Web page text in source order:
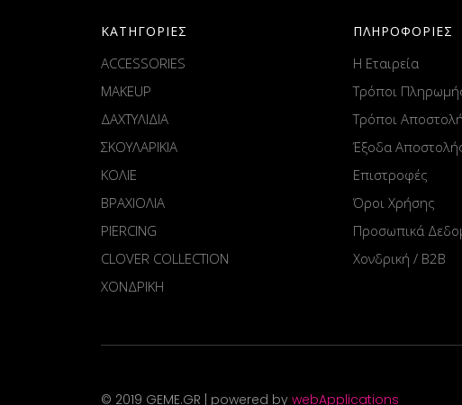
ΚΑΤΗΓΟΡΙΕΣ
ACCESSORIES
MAKEUP
ΔΑΧΤΥΛΙΔΙΑ
ΣΚΟΥΛΑΡΙΚΙΑ
ΚΟΛΙΕ
ΒΡΑΧΙΟΛΙΑ
PIERCING
CLOVER COLLECTION
ΧΟΝΔΡΙΚΗ
ΠΛΗΡΟΦΟΡΙΕΣ
Η Εταιρεία
Τρόποι
Τρόποι
Έξοδα
Επιστροφές
Όροι Χρήσης
Προσωπικά
Χονδρική / B2B
© 2019 GEME.GR | powered by webApplications